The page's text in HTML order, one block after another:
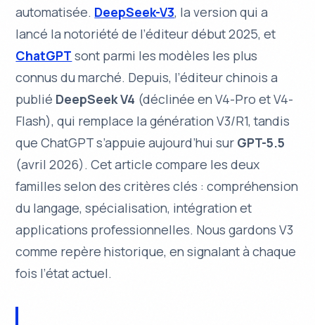
automatisée. DeepSeek-V3, la version qui a
lancé la notoriété de l’éditeur début 2025, et
ChatGPT sont parmi les modèles les plus
connus du marché. Depuis, l’éditeur chinois a
publié DeepSeek V4 (déclinée en V4-Pro et V4-
Flash), qui remplace la génération V3/R1, tandis
que ChatGPT s’appuie aujourd’hui sur GPT-5.5
(avril 2026). Cet article compare les deux
familles selon des critères clés : compréhension
du langage, spécialisation, intégration et
applications professionnelles. Nous gardons V3
comme repère historique, en signalant à chaque
fois l’état actuel.